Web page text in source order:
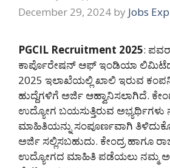
December 29, 2024 by Jobs
PGCIL Recruitment 2025:
ಕಾರ್ಪೊರೇಷನ್ ಆಫ್ ಇಂಡಿಯಾ
2025 ಇಲಾಖೆಯಲ್ಲಿ ಖಾಲಿ ಇರುವ
ಹುದ್ದೆಗಳಿಗೆ ಅರ್ಜಿ ಆಹ್ವಾನಿಸಲಾಗಿದೆ.
ಉದ್ಯೋಗ ಬಯಸುತ್ತಿರುವ ಅಭ್ಯರ್ಥಿಗಳು
ಮಾಹಿತಿಯನ್ನು ಸಂಪೂರ್ಣವಾಗಿ
ಅರ್ಜಿ ಸಲ್ಲಿಸಬಹುದು. ಕೇಂದ್ರ ಹಾಗೂ
ಉದ್ಯೋಗದ ಮಾಹಿತಿ ಪಡೆಯಲು ನಮ್ಮ